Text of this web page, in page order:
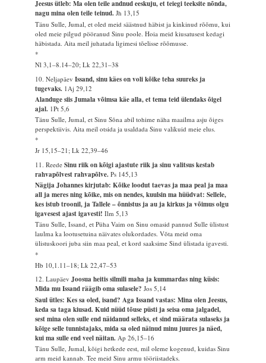
Jeesus ütleb: Ma olen teile andnud eeskuju, et teiegi teeksite nõnda,
nagu mina olen teile teinud.Jh 13,15
Tänu Sulle, Jumal, et oled meid säästnud häbist ja kinkinud rõõmu, kui
oled meie pilgud pööranud Sinu poole. Hoia meid kiusatusest kedagi
häbistada. Aita meil juhatada ligimesi tõelisse rõõmusse.
*
Nl 3,1–8.14–20; Lk 22,31–38
10. NeljapäevIssand, sinu käes on voli kõike teha suureks ja
tugevaks. 1Aj 29,12
Alanduge siis Jumala võimsa käe alla, et tema teid ülendaks õigel
ajal. 1Pt 5,6
Tänu Sulle, Jumal, et Sinu Sõna abil tohime näha maailma asju õiges
perspektiivis. Aita meil otsida ja usaldada Sinu valikuid meie elus.
*
Jr 15,15–21; Lk 22,39–46
11. ReedeSinu riik on kõigi ajastute riik ja sinu valitsus kestab
rahvapõlvest rahvapõlve.Ps 145,13
Nägija Johannes kirjutab: Kõike loodut taevas ja maa peal ja maa
all ja meres ning kõike, mis on nendes, kuulsin ma hüüdvat: Sellele,
kes istub troonil, ja Tallele – õnnistus ja au ja kirkus ja võimus olgu
igavesest ajast igavesti!Ilm 5,13
Tänu Sulle, Issand, et Püha Vaim on Sinu omasid pannud Sulle ülistust
laulma ka lootusetuina näivates olukordades. Võta meid oma
ülistuskoori juba siin maa peal, et kord saaksime Sind ülistada igavesti.
*
Hb 10,1.11–18; Lk 22,47–53
12. LaupäevJoosua heitis silmili maha ja kummardas ning küsis:
Mida mu Issand räägib oma sulasele?Jos 5,14
Saul ütles: Kes sa oled, isand? Aga Issand vastas: Mina olen Jeesus,
keda sa taga kiusad. Kuid nüüd tõuse püsti ja seisa oma jalgadel,
sest mina olen sulle end näidanud selleks, et sind määrata sulaseks ja
kõige selle tunnistajaks, mida sa oled näinud minu juures ja näed,
kui ma sulle end veel näitan.Ap 26,15–16
Tänu Sulle, Jumal, kõigi hetkede eest, mil oleme kogenud, kuidas Sinu
arm meid kannab. Tee meid Sinu armu tööriistadeks.